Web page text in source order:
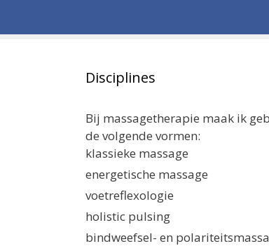
Disciplines
Bij massagetherapie maak ik
de volgende vormen:
klassieke massage
energetische massage
voetreflexologie
holistic pulsing
bindweefsel- en